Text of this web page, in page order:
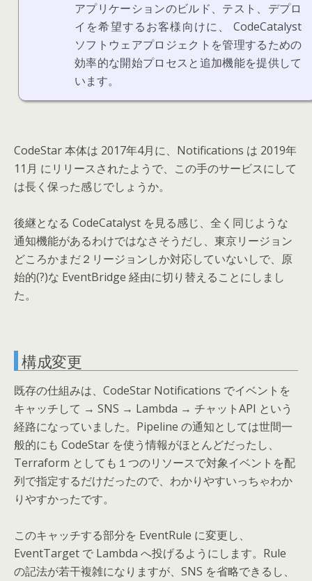
アプリケーションのビルド、テスト、デプロ
イを希望するお客様向けに、 CodeCatalyst
ソフトウェアプロジェクトを管理するための
効率的な開始プロセスと追加機能を提供して
います。
CodeStar 本体は 2017年4月に、Notifications は 2019年
11月 にリリースされたようで、この手のサービスにして
は長く保った感じでしょうか。
後継となる CodeCatalyst を見る感じ、全く同じような
通知機能があるわけではなさそうだし、東京リージョン
どころかまだ２リージョンしか対応していないしで、原
始的(?)な EventBridge 経由に切り替えることにしまし
た。
構成変更
既存の仕組みは、CodeStar Notifications でイベントを
キャッチして → SNS → Lambda → チャットAPI という
経路になっていました。Pipeline の通知としては世間一
般的にも CodeStar を使う情報がほとんどだったし、
Terraform としても１つのリソースで対象イベントを配
列で指定するだけだったので、わかりやすいっちゃわか
りやすかったです。
このキャッチする部分を EventRule に変更し、
EventTarget で Lambda へ投げるようにします。Rule
の記法が若干複雑になりますが、SNS を省略できるし、